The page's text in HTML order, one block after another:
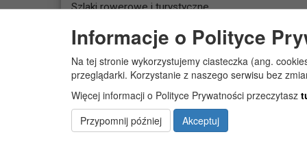
Szlaki rowerowe i turystyczne
Baza noclegowa
JEDNOSTKI
ORGANIZACYJNE
Żłobek Gminny „PUCHATEK”
Informacje o Polityce
Na tej stronie wykorzystujemy ciasteczka (ang.
przeglądarki. Korzystanie z naszego serwisu bez
Więcej informacji o Polityce Prywatności przeczytasz
Przypomnij później
Akceptuj